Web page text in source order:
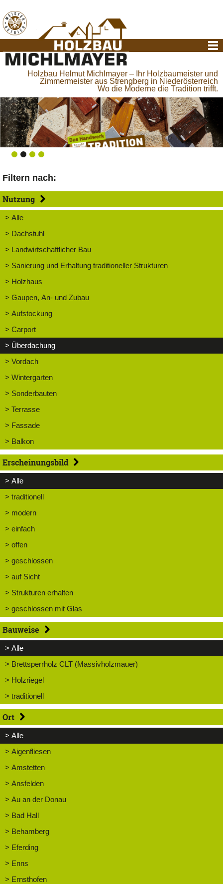
Holzbau Helmut Michlmayer – Ihr Holzbaumeister und
Zimmermeister aus Strengberg in Niederösterreich
Wo die Moderne die Tradition trifft.
Filtern nach:
Nutzung
> Alle
> Dachstuhl
> Landwirtschaftlicher Bau
> Sanierung und Erhaltung traditioneller Strukturen
> Holzhaus
> Gaupen, An- und Zubau
> Aufstockung
> Carport
> Überdachung
> Vordach
> Wintergarten
> Sonderbauten
> Terrasse
> Fassade
> Balkon
Erscheinungsbild
> Alle
> traditionell
> modern
> einfach
> offen
> geschlossen
> auf Sicht
> Strukturen erhalten
> geschlossen mit Glas
Bauweise
> Alle
> Brettsperrholz CLT (Massivholzmauer)
> Holzriegel
> traditionell
Ort
> Alle
> Aigenfliesen
> Amstetten
> Ansfelden
> Au an der Donau
> Bad Hall
> Behamberg
> Eferding
> Enns
> Ernsthofen